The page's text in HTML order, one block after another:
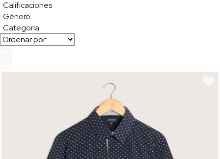
Calificaciones
Género
Categoria